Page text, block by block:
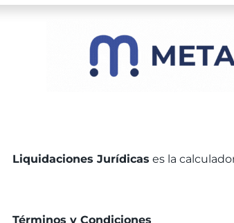
Liquidaciones Jurídicas es la
Términos y Condiciones